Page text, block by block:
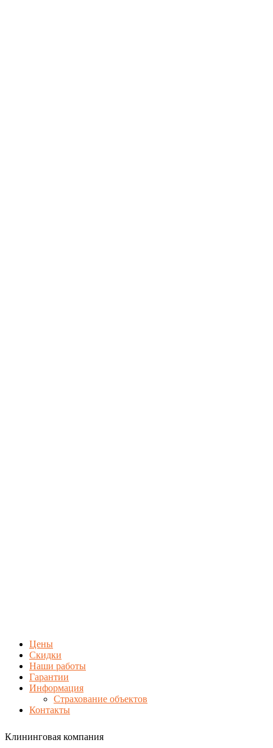
Цены
Скидки
Наши работы
Гарантии
Информация
Страхование объектов
Контакты
Клининговая компания